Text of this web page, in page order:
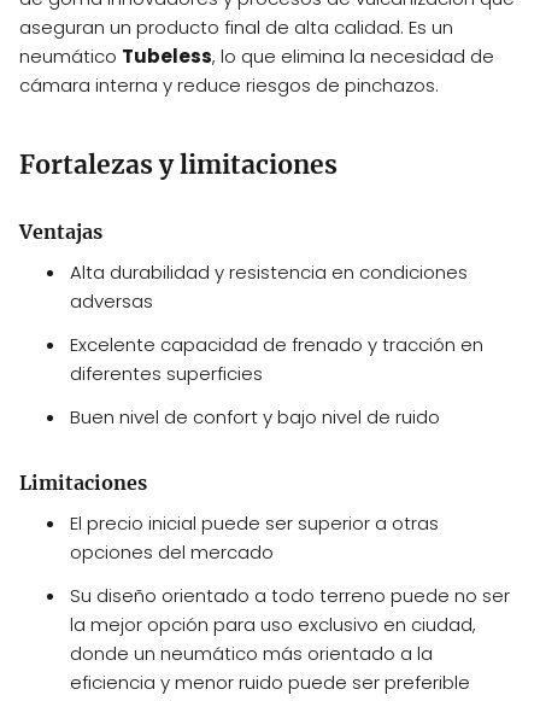
aseguran un producto final de alta calidad. Es un
neumático Tubeless, lo que elimina la necesidad de
cámara interna y reduce riesgos de pinchazos.
Fortalezas y limitaciones
Ventajas
Alta durabilidad y resistencia en condiciones
adversas
Excelente capacidad de frenado y tracción en
diferentes superficies
Buen nivel de confort y bajo nivel de ruido
Limitaciones
El precio inicial puede ser superior a otras
opciones del mercado
Su diseño orientado a todo terreno puede no ser
la mejor opción para uso exclusivo en ciudad,
donde un neumático más orientado a la
eficiencia y menor ruido puede ser preferible